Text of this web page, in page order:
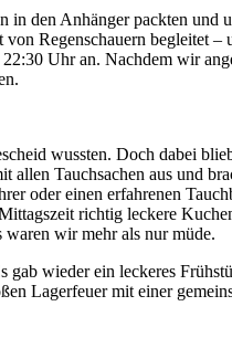
den Anhänger packten
Regenschauern begleitet
Uhr an. Nachdem wir
wussten. Doch dabei
Tauchsachen aus und
oder einen erfahrenen
richtig leckere
wir mehr als nur müde.
wieder ein leckeres
Lagerfeuer mit einer